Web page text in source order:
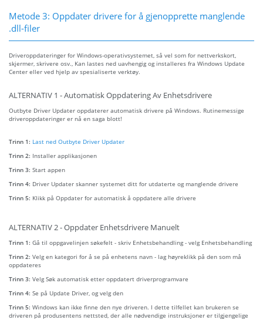
Metode 3: Oppdater drivere for å gjenopprette manglende
.dll-filer
Driveroppdateringer for Windows-operativsystemet, så vel som for nettverkskort,
skjermer, skrivere osv., Kan lastes ned uavhengig og installeres fra Windows Update
Center eller ved hjelp av spesialiserte verktøy.
ALTERNATIV 1 - Automatisk Oppdatering Av Enhetsdrivere
Outbyte Driver Updater oppdaterer automatisk drivere på Windows. Rutinemessige
driveroppdateringer er nå en saga blott!
Trinn 1: Last ned Outbyte Driver Updater
Trinn 2: Installer applikasjonen
Trinn 3: Start appen
Trinn 4: Driver Updater skanner systemet ditt for utdaterte og manglende drivere
Trinn 5: Klikk på Oppdater for automatisk å oppdatere alle drivere
ALTERNATIV 2 - Oppdater Enhetsdrivere Manuelt
Trinn 1: Gå til oppgavelinjen søkefelt - skriv Enhetsbehandling - velg Enhetsbehandling
Trinn 2: Velg en kategori for å se på enhetens navn - lag høyreklikk på den som må
oppdateres
Trinn 3: Velg Søk automatisk etter oppdatert driverprogramvare
Trinn 4: Se på Update Driver, og velg den
Trinn 5: Windows kan ikke finne den nye driveren. I dette tilfellet kan brukeren se
driveren på produsentens nettsted, der alle nødvendige instruksjoner er tilgjengelige